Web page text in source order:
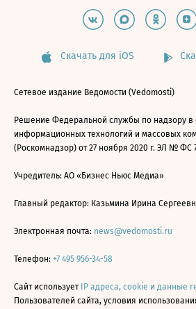
Скачать для iOS
Сетевое издание Ведомости (Vedomosti)
Решение Федеральной службы по надзору в
информационных технологий и массовых
(Роскомнадзор) от 27 ноября 2020 г. ЭЛ № ФС
Учредитель: АО «Бизнес Ньюс Медиа»
Главный редактор: Казьмина Ирина
Электронная почта: news@vedomosti.ru
Телефон: +7 495 956-34-58
Сайт использует IP адреса, cookie и данные
Пользователей сайта, условия